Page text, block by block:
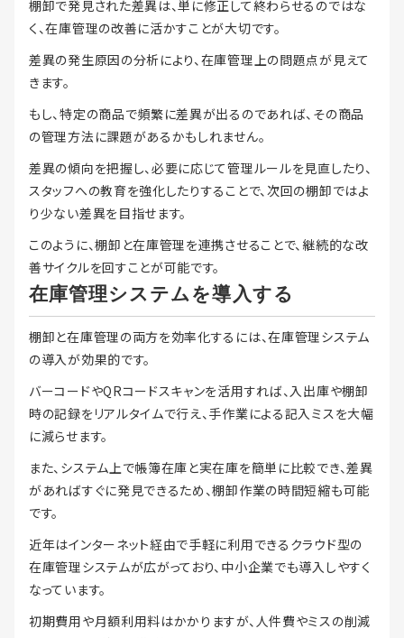
棚卸で発見された差異は、単に修正して終わらせるのではな
く、在庫管理の改善に活かすことが大切です。
差異の発生原因の分析により、在庫管理上の問題点が見えて
きます。
もし、特定の商品で頻繁に差異が出るのであれば、その商品
の管理方法に課題があるかもしれません。
差異の傾向を把握し、必要に応じて管理ルールを見直したり、
スタッフへの教育を強化したりすることで、次回の棚卸ではよ
り少ない差異を目指せます。
このように、棚卸と在庫管理を連携させることで、継続的な改
善サイクルを回すことが可能です。
在庫管理システムを導入する
棚卸と在庫管理の両方を効率化するには、在庫管理システム
の導入が効果的です。
バーコードやQRコードスキャンを活用すれば、入出庫や棚卸
時の記録をリアルタイムで行え、手作業による記入ミスを大幅
に減らせます。
また、システム上で帳簿在庫と実在庫を簡単に比較でき、差異
があればすぐに発見できるため、棚卸作業の時間短縮も可能
です。
近年はインターネット経由で手軽に利用できるクラウド型の
在庫管理システムが広がっており、中小企業でも導入しやすく
なっています。
初期費用や月額利用料はかかりますが、人件費やミスの削減